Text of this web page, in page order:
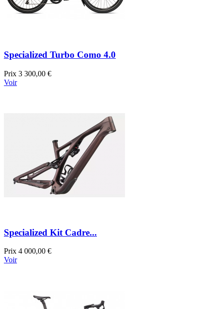
Specialized Turbo Como 4.0
Prix 3 300,00 €
Voir
Specialized Kit Cadre...
Prix 4 000,00 €
Voir